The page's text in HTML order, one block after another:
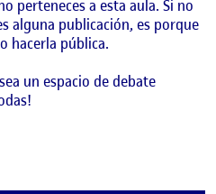
perteneces a esta aula. Si no
alguna publicación, es porque
hacerla pública.
un espacio de debate